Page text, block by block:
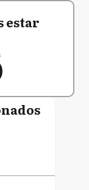
estar